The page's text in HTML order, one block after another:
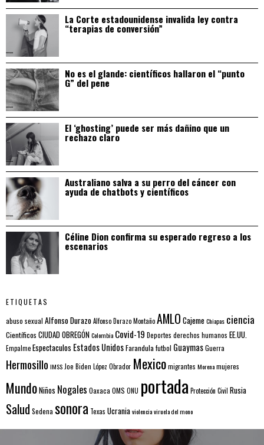
La Corte estadounidense invalida ley contra
“terapias de conversión”
No es el glande: científicos hallaron el “punto
G” del pene
El ‘ghosting’ puede ser más dañino que un
rechazo claro
Australiano salva a su perro del cáncer con
ayuda de chatbots y científicos
Céline Dion confirma su esperado regreso a los
escenarios
ETIQUETAS
abuso sexual Alfonso DurazoAlfonso Durazo MontañoAMLO CajemeChiapas ciencia
Científicos CIUDAD OBREGÓNColombia Covid-19 Deportes derechos humanos EE.UU.
EmpalmeEspectaculos Estados UnidosFarandulafutbol GuaymasGuerra
Hermosillo IMSS Joe Biden López Obrador Mexicomigrantes Morenamujeres
MundoNiños Nogales Oaxaca OMS ONU portada Protección Civil Rusia
Salud Sedena sonora Texas Ucraniaviolenciaviruela del mono